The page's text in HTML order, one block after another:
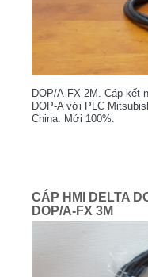
DOP/A-FX 2M. Cáp kết
DOP-A với PLC
China. Mới 100%.
CÁP HMI DELTA
DOP/A-FX 3M